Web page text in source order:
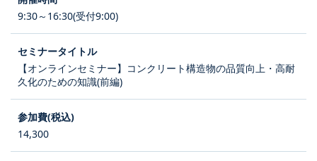
9:30～16:30(受付9:00)
【オンラインセミナー】コンクリート構造物の品質向上・高耐
久化のための知識(前編)
14,300